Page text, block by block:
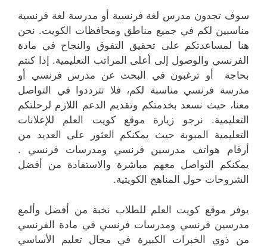
سوف تجدون مدرس لغة فرنسية أو مدرسة لغة فرنسية
مناسبين لكم في جميع مناطق ومحافظات الكويت. نحن
هنا لمساعدتكم على تحقيق التفوق والنجاح في مادة
الفرنسي والوصول إلى أعلى المراتب التعليمية. إذا كنتم
بحاجة أو ترغبون في البحث عن مدرس فرنسي أو
مدرسة فرنسي مناسبة لكم، فلا تترددوا في التواصل
معنا، حيث نسعد بخدمتكم وتقديم الدعم اللازم لرحلتكم
التعليمية. نرجو زيارة موقع كويت العلم للإعلانات
التعليمية المبوبة حيث يمكنكم العثور على العديد من
أرقام هواتف مدرسين فرنسي ومدرسات فرنسي .
يمكنكم التواصل معهم مباشرة والاستفادة من أفضل
الشروحات حول المناهج الكويتية.
يوفر موقع كويت العلم للطلاب نخبة من أفضل وألمع
مدرسين فرنسي ومدرسات فرنسي في مادة الفرنسي
من ذوي الخبرات الكبيرة في مجال تعليم الأساسي